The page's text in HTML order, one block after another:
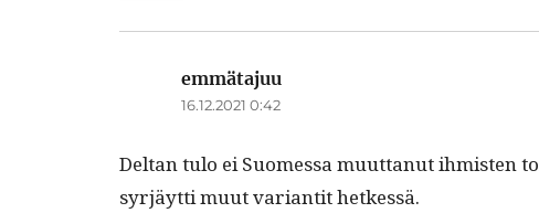
emmätajuu
16.12.2021 0:42
Deltan tulo ei Suomes­sa muut­tanut ihmis­ten
syr­jäyt­ti muut vari­antit hetkessä.